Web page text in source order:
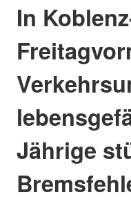
In
Jährige